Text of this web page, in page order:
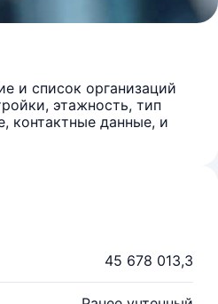
и список организаций
этажность, тип
контактные данные, и
45 678 013,3